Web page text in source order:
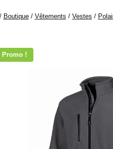
/ Boutique / Vêtements / Vestes /
Promo !